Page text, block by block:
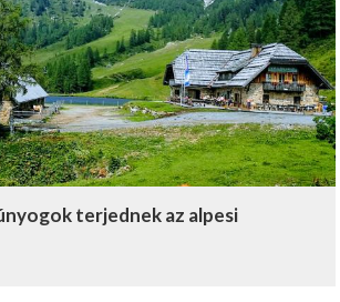
terjednek az alpesi